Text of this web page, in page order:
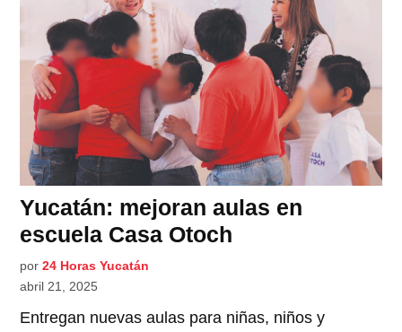
Yucatán: mejoran aulas en
escuela Casa Otoch
por 24 Horas Yucatán
abril 21, 2025
Entregan nuevas aulas para niñas, niños y